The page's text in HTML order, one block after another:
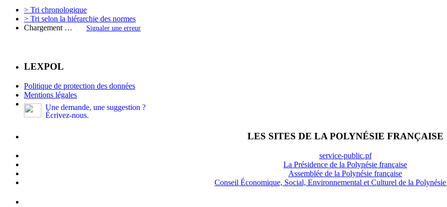
> Tri chronologique
> Tri selon la hiérarchie des normes
Chargement …
Signaler une erreur
LEXPOL
Politique de protection des données
Mentions légales
Une demande, une suggestion ?
Écrivez-nous.
LES SITES DE LA POLYNÉSIE FRANÇAISE
service-public.pf
La Présidence de la Polynésie française
Assemblée de la Polynésie française
Conseil Économique, Social, Environnemental et Culturel de la